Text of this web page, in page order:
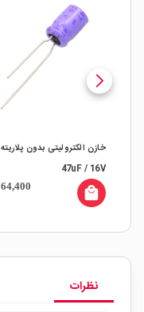
خازن الکترولیتی بدون پلاریته
47uF / 16V
64,400 local_mall
نظرات